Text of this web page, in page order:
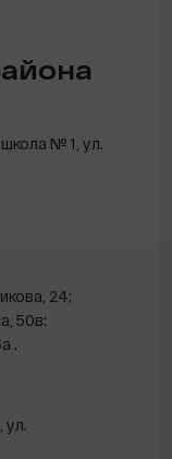
№ 1, ул.
24;
50в;
.
ул.